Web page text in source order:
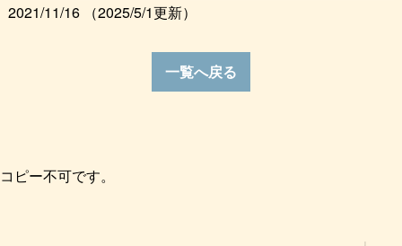
2021/11/16 （2025/5/1更新）
一覧へ戻る
コピー不可です。